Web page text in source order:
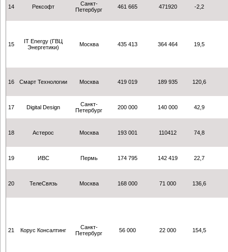
14 Рексофт
Санкт-
Петербург
461 665 471920 -2,2
15
IT Energy (ГВЦ
Энергетики)
Москва 435 413 364 464 19,5
16 Смарт Технологии Москва 419 019 189 935 120,6
17 Digital Design
Санкт-
Петербург
200 000 140 000 42,9
18 Астерос Москва 193 001 110412 74,8
19 ИВС Пермь 174 795 142 419 22,7
20 ТелеСвязь Москва 168 000 71 000 136,6
21 Корус Консалтинг
Санкт-
Петербург
56 000 22 000 154,5